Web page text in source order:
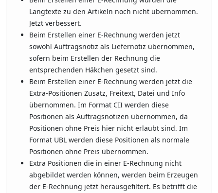
Langtexte zu den Artikeln noch nicht übernommen.
Jetzt verbessert.
Beim Erstellen einer E-Rechnung werden jetzt
sowohl Auftragsnotiz als Liefernotiz übernommen,
sofern beim Erstellen der Rechnung die
entsprechenden Häkchen gesetzt sind.
Beim Erstellen einer E-Rechnung werden jetzt die
Extra-Positionen Zusatz, Freitext, Datei und Info
übernommen. Im Format CII werden diese
Positionen als Auftragsnotizen übernommen, da
Positionen ohne Preis hier nicht erlaubt sind. Im
Format UBL werden diese Positionen als normale
Positionen ohne Preis übernommen.
Extra Positionen die in einer E-Rechnung nicht
abgebildet werden können, werden beim Erzeugen
der E-Rechnung jetzt herausgefiltert. Es betrifft die